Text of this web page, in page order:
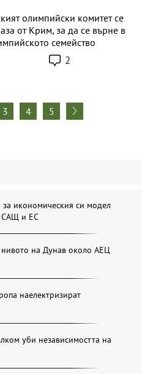
олимпийски комитет се
от Крим, за да се върне в
семейство
2
3 4 5
икономическия си модел
САЩ и ЕС
на Дунав около АЕЦ
наелектризират
уби независимостта на